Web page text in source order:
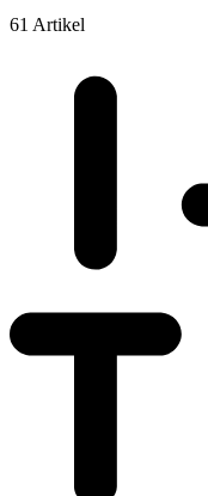
61 Artikel